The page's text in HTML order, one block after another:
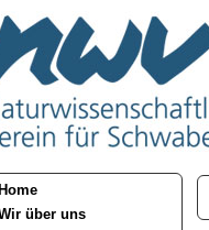
Home
über uns